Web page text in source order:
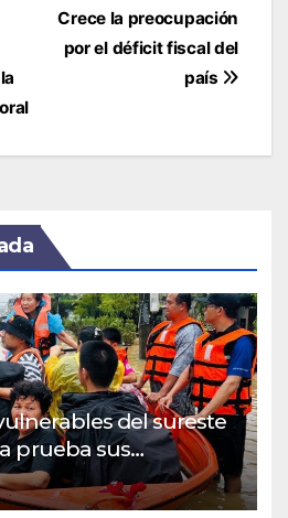
Crece la preocupación
por el déficit fiscal del
país
del sureste
prueba sus
por